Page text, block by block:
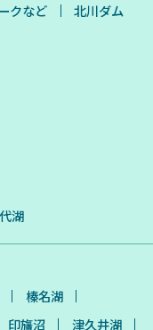
クなど 北川ダム
湖
榛名湖
印旛沼
津久井湖